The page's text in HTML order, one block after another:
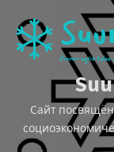
Сайт